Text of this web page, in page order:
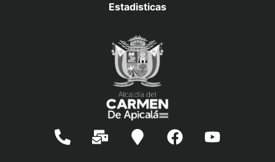
Estadisticas